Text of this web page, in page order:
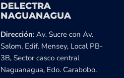
DELECTRA
NAGUANAGUA
Dirección: Av. Sucre con Av.
Salom, Edif. Mensey, Local PB-
3B, Sector casco central
Naguanagua, Edo. Carabobo.